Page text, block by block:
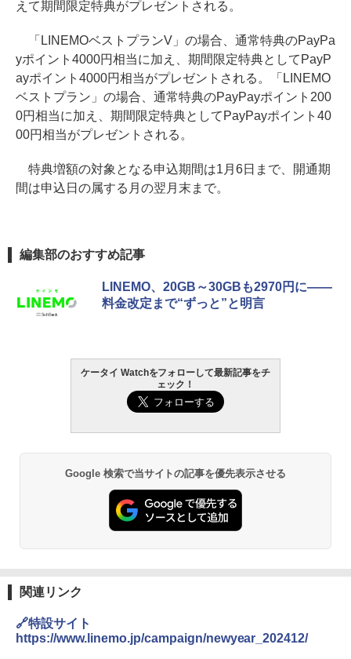
えて期間限定特典がプレゼントされる。
「LINEMOベストプランV」の場合、通常特典のPayPa
yポイント4000円相当に加え、期間限定特典としてPayP
ayポイント4000円相当がプレゼントされる。「LINEMO
ベストプラン」の場合、通常特典のPayPayポイント200
0円相当に加え、期間限定特典としてPayPayポイント40
00円相当がプレゼントされる。
特典増額の対象となる申込期間は1月6日まで、開通期
間は申込日の属する月の翌月末まで。
編集部のおすすめ記事
LINEMO、20GB～30GBも2970円に――
料金改定まで“ずっと”と明言
ケータイ Watchをフォローして最新記事をチ
ェック！
Google 検索で当サイトの記事を優先表示させる
関連リンク
🔗特設サイト
https://www.linemo.jp/campaign/newyear_202412/